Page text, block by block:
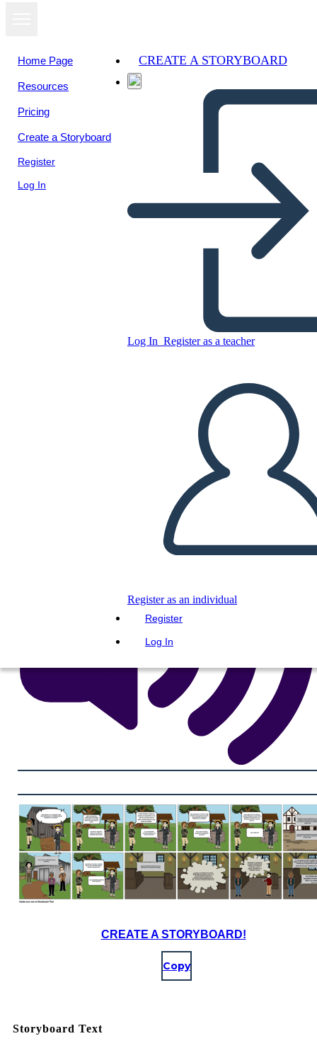
Home Page
Resources
Pricing
Create a Storyboard
Register
Log In
CREATE A STORYBOARD
Log In Register as a teacher
Register as an individual
Register
Log In
SEPARACION DE PANAMÁ
DE COLOMBIA
Copy this Storyboard
CREATE A STORYBOARD
PLAY SLIDESHOW
READ TO ME
View as
slideshow
CREATE A STORYBOARD!
Copy
Storyboard Text